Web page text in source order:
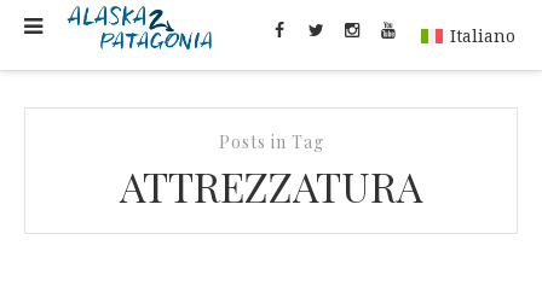
Italiano
Posts in Tag
ATTREZZATURA